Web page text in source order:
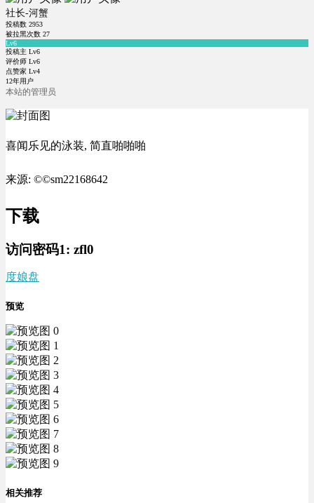
社长-河蟹
投稿数 2953
被拉黑次数 27
Lv6
投稿主 Lv6
评价师 Lv6
点赞家 Lv4
12年用户
本站的管理员
喜闻乐见的泳装, 简直啪啪啪
来源: ©©sm22168642
下载
访问密码1: zfl0
度娘盘
预览
相关推荐